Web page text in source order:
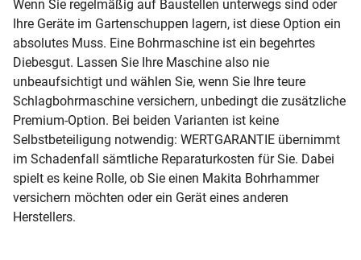
Wenn Sie regelmäßig auf Baustellen unterwegs sind oder
Ihre Geräte im Gartenschuppen lagern, ist diese Option ein
absolutes Muss. Eine Bohrmaschine ist ein begehrtes
Diebesgut. Lassen Sie Ihre Maschine also nie
unbeaufsichtigt und wählen Sie, wenn Sie Ihre teure
Schlagbohrmaschine versichern, unbedingt die zusätzliche
Premium-Option. Bei beiden Varianten ist keine
Selbstbeteiligung notwendig: WERTGARANTIE übernimmt
im Schadenfall sämtliche Reparaturkosten für Sie. Dabei
spielt es keine Rolle, ob Sie einen Makita Bohrhammer
versichern möchten oder ein Gerät eines anderen
Herstellers.